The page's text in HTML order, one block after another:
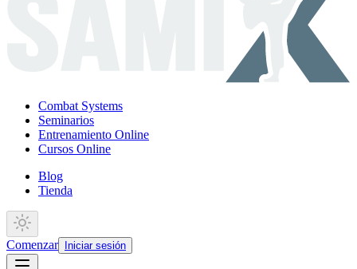
Combat Systems
Seminarios
Entrenamiento Online
Cursos Online
Blog
Tienda
Comenzar Iniciar sesión